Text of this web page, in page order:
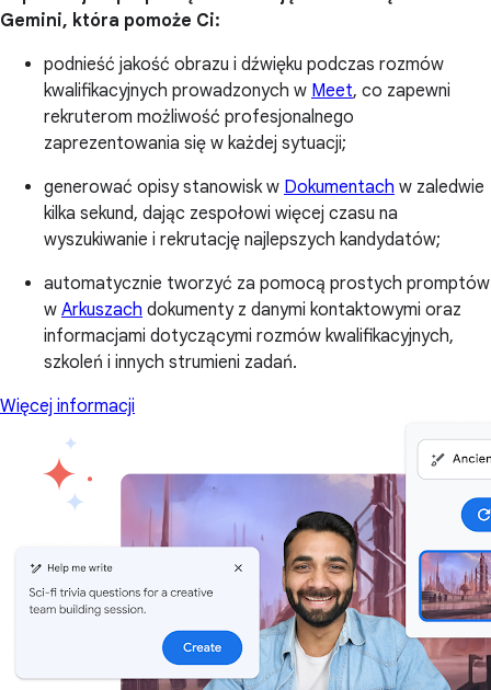
Gemini, która pomoże Ci:
podnieść jakość obrazu i dźwięku podczas rozmów
kwalifikacyjnych prowadzonych w Meet, co zapewni
rekruterom możliwość profesjonalnego
zaprezentowania się w każdej sytuacji;
generować opisy stanowisk w Dokumentach w zaledwie
kilka sekund, dając zespołowi więcej czasu na
wyszukiwanie i rekrutację najlepszych kandydatów;
automatycznie tworzyć za pomocą prostych promptów
w Arkuszach dokumenty z danymi kontaktowymi oraz
informacjami dotyczącymi rozmów kwalifikacyjnych,
szkoleń i innych strumieni zadań.
Więcej informacji